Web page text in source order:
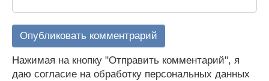
Нажимая на кнопку "Отправить комментарий", я
даю согласие на обработку персональных данных